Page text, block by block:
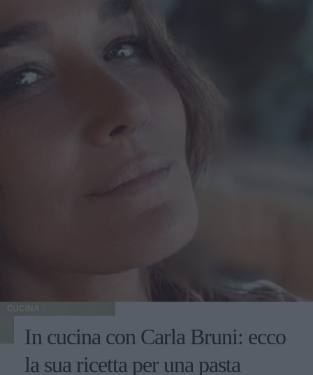
CUCINA
In cucina con Carla Bruni: ecco
la sua ricetta per una pasta